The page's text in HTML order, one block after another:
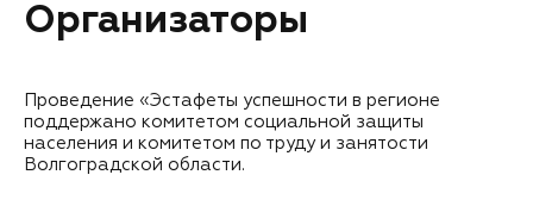
Организаторы
Проведение «Эстафеты успешности в регионе
поддержано комитетом социальной защиты
населения и комитетом по труду и занятости
Волгоградской области.